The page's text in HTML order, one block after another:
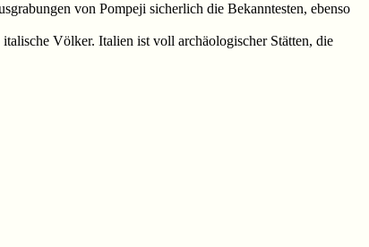
von Pompeji sicherlich die Bekanntesten, ebenso
Völker. Italien ist voll archäologischer Stätten, die